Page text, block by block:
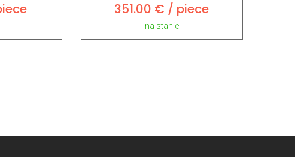
351.00 € / piece
na stanie